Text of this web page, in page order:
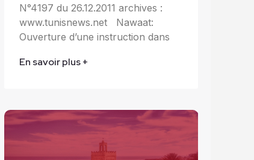
N°4197 du 26.12.2011 archives :
www.tunisnews.net Nawaat:
Ouverture d’une instruction dans
En savoir plus +